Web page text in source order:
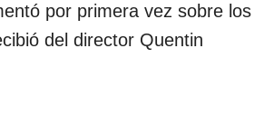
por primera vez sobre los
del director Quentin